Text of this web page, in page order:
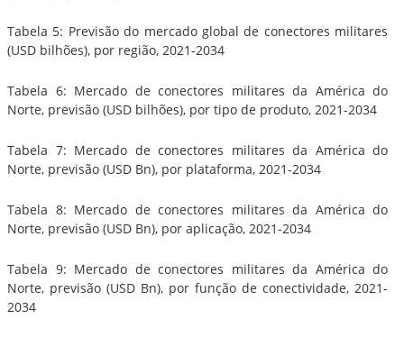
Tabela 5: Previsão do mercado global de conectores militares
(USD bilhões), por região, 2021-2034
Tabela 6: Mercado de conectores militares da América do
Norte, previsão (USD bilhões), por tipo de produto, 2021-2034
Tabela 7: Mercado de conectores militares da América do
Norte, previsão (USD Bn), por plataforma, 2021-2034
Tabela 8: Mercado de conectores militares da América do
Norte, previsão (USD Bn), por aplicação, 2021-2034
Tabela 9: Mercado de conectores militares da América do
Norte, previsão (USD Bn), por função de conectividade, 2021-
2034